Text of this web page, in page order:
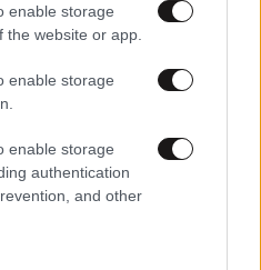
enable storage
the website or app.
enable storage
enable storage
authentication
and other